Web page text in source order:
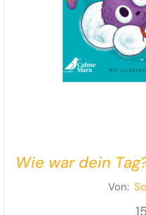
Wie war dein
Von: